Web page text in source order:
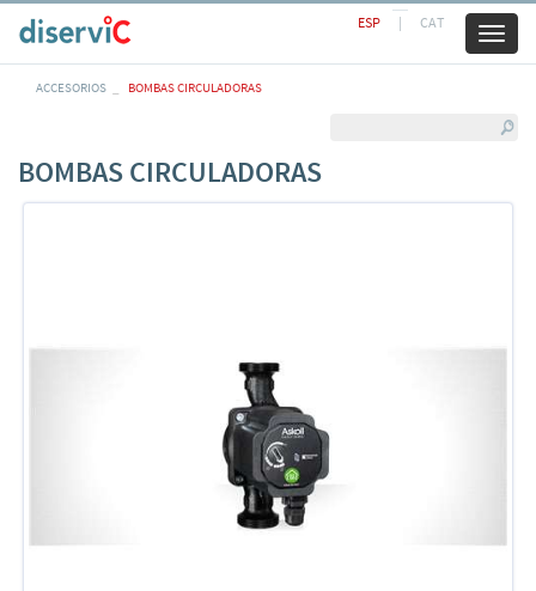
ESP | CAT
ACCESORIOS BOMBAS CIRCULADORAS
BOMBAS CIRCULADORAS